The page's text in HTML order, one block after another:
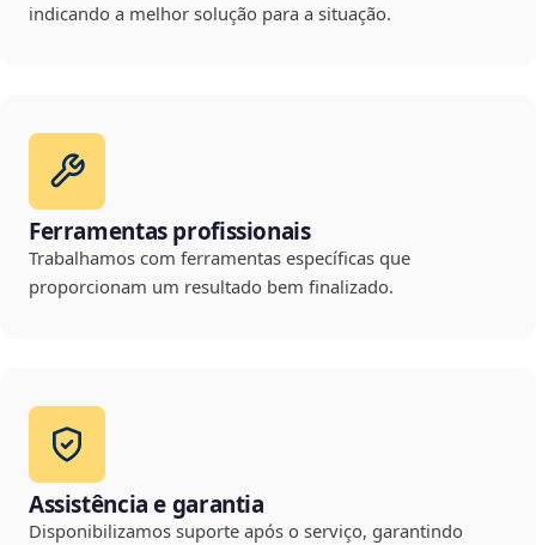
indicando a melhor solução para a situação.
Ferramentas profissionais
Trabalhamos com ferramentas específicas que
proporcionam um resultado bem finalizado.
Assistência e garantia
Disponibilizamos suporte após o serviço, garantindo